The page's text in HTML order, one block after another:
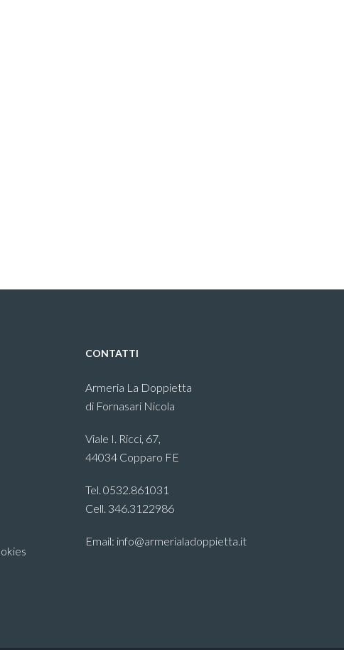
CONTATTI
Armeria La Doppietta
di Fornasari Nicola
Viale I. Ricci, 67,
44034 Copparo FE
Tel. 0532.861031
Cell. 346.3122986
Email: info@armerialadoppietta.it